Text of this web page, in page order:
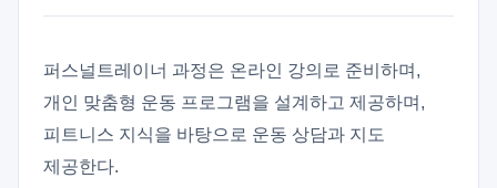
퍼스널트레이너 과정은 온라인 강의로 준비하며,
개인 맞춤형 운동 프로그램을 설계하고 제공하며,
피트니스 지식을 바탕으로 운동 상담과 지도
제공한다.